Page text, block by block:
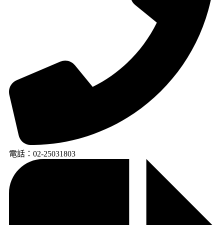
電話：02-25031803